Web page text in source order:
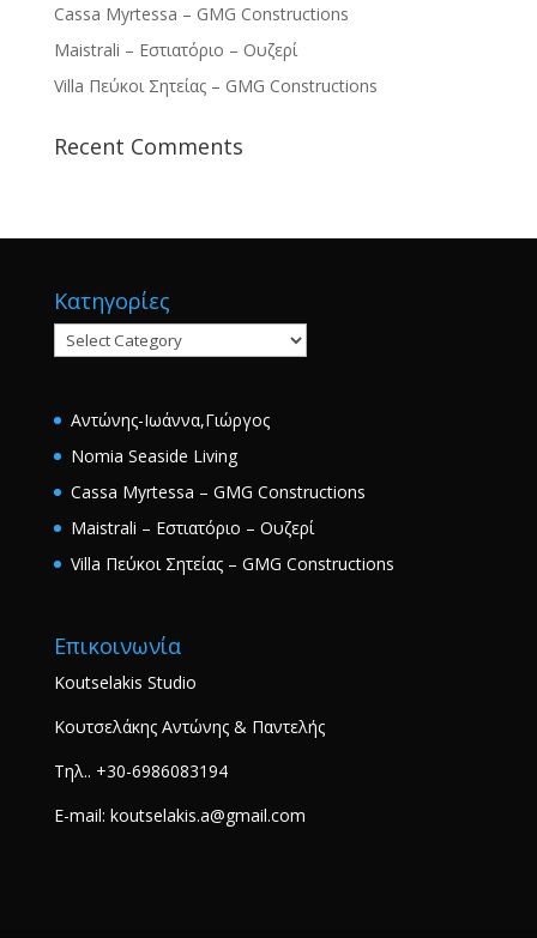
Cassa Myrtessa – GMG Constructions
Maistrali – Εστιατόριο – Ουζερί
Villa Πεύκοι Σητείας – GMG Constructions
Recent Comments
Κατηγορίες
Κατηγορίες
Αντώνης-Ιωάννα,Γιώργος
Nomia Seaside Living
Cassa Myrtessa – GMG Constructions
Maistrali – Εστιατόριο – Ουζερί
Villa Πεύκοι Σητείας – GMG Constructions
Επικοινωνία
Koutselakis Studio
Κουτσελάκης Αντώνης & Παντελής
Τηλ.. +30-6986083194
E-mail: koutselakis.a@gmail.com